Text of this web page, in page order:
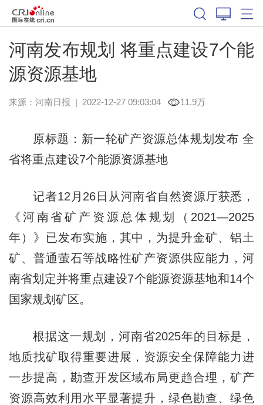
河南发布规划 将重点建设7个能
源资源基地
来源： 河南日报 | 2022-12-27 09:03:04 11.9万
原标题：新一轮矿产资源总体规划发布 全
省将重点建设7个能源资源基地
记者12月26日从河南省自然资源厅获悉，
《河南省矿产资源总体规划（2021—2025
年）》已发布实施，其中，为提升金矿、铝土
矿、普通萤石等战略性矿产资源供应能力，河
南省划定并将重点建设7个能源资源基地和14个
国家规划矿区。
根据这一规划，河南省2025年的目标是，
地质找矿取得重要进展，资源安全保障能力进
一步提高，勘查开发区域布局更趋合理，矿产
资源高效利用水平显著提升，绿色勘查、绿色